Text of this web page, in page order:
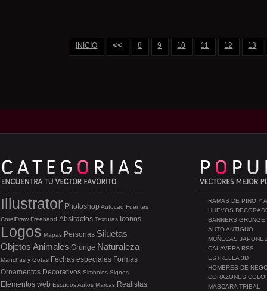
INICIO << 8 9 10 11 12 13
RAMAS DE PINO Y
HUEVOS
BANNERS GRUNGE
AUTO ANTIGUO
MUÑECAS
CALAVERA RSS
ESTRELLA 3D
HOMBRES DE
CORAZONES
MÁSCARA TRIBAL
Illustrator Photoshop Autocad Fuentes
CorelDraw Freehand Abstractos Texturas Iconos
Logos Mapas Personas Siluetas
Objetos Animales Grunge Naturaleza
Manchas y Gotas Fechas especiales Formas
Ornamentos Decorativos Simbolos Signos
Elementos web EscudosAutos Marcas Realistas